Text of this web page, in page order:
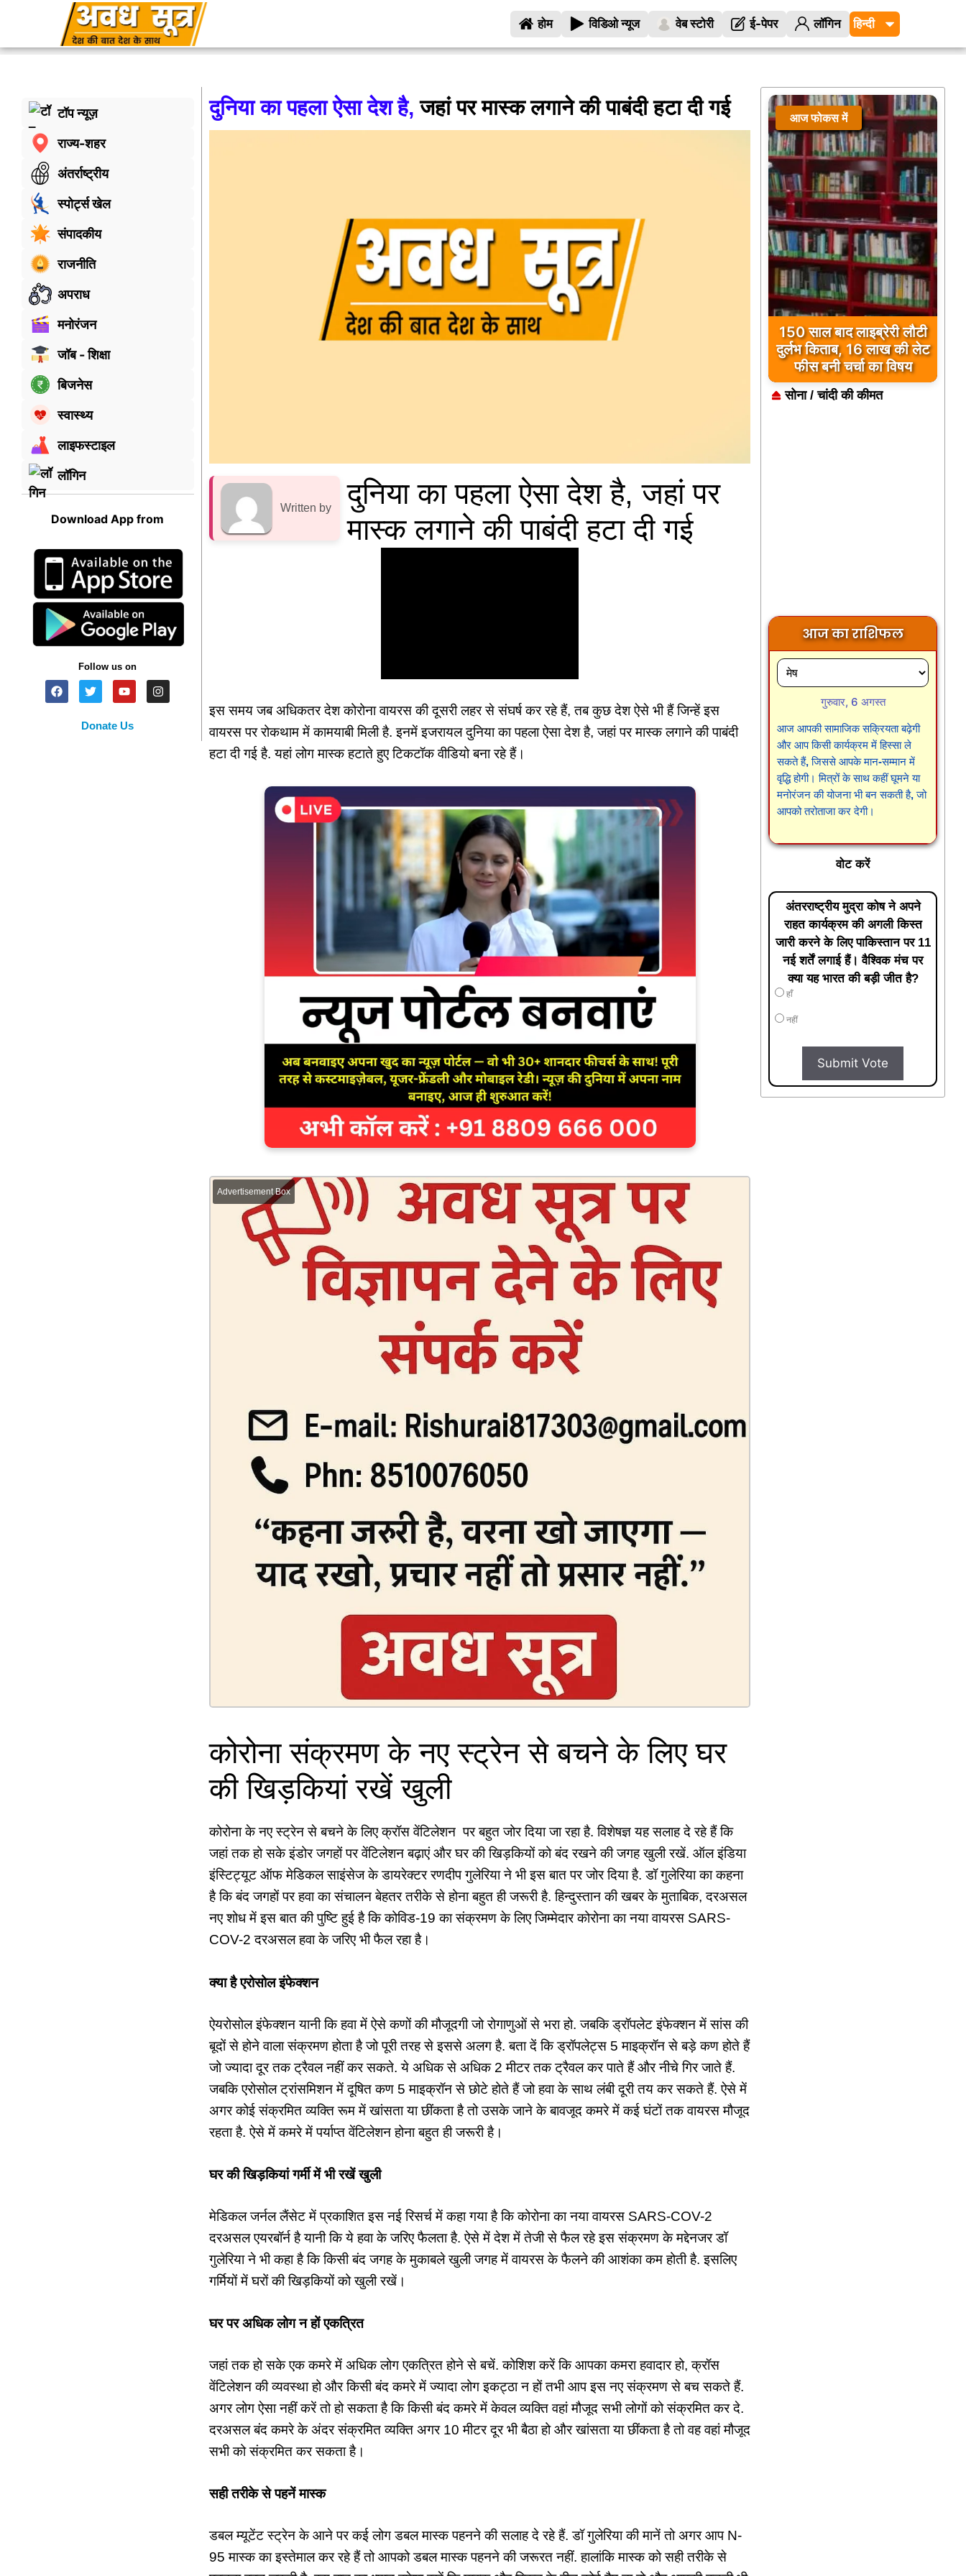
होम विडिओ न्यूज वेब स्टोरी ई-पेपर लॉगिन
टॉप न्यूज़
राज्य-शहर
अंतर्राष्ट्रीय
स्पोर्ट्स खेल
संपादकीय
राजनीति
अपराध
मनोरंजन
जॉब - शिक्षा
बिजनेस
स्वास्थ्य
लाइफस्टाइल
लॉगिन
Download App from
Follow us on
Donate Us
दुनिया का पहला ऐसा देश है, जहां पर मास्क लगाने की पाबंदी हटा दी गई
Written by
दुनिया का पहला ऐसा देश है, जहां पर
मास्क लगाने की पाबंदी हटा दी गई
इस समय जब अधिकतर देश कोरोना वायरस की दूसरी लहर से संघर्ष कर रहे हैं, तब कुछ देश ऐसे भी हैं जिन्हें इस
वायरस पर रोकथाम में कामयाबी मिली है. इनमें इजरायल दुनिया का पहला ऐसा देश है, जहां पर मास्क लगाने की पाबंदी
हटा दी गई है. यहां लोग मास्क हटाते हुए टिकटॉक वीडियो बना रहे हैं।
Advertisement Box
कोरोना संक्रमण के नए स्‍ट्रेन से बचने के लिए घर
की खिड़कियां रखें खुली
कोरोना के नए स्‍ट्रेन से बचने के लिए क्रॉस वेंटिलेशन पर बहुत जोर दिया जा रहा है. विशेषज्ञ यह सलाह दे रहे हैं कि
जहां तक हो सके इंडोर जगहों पर वेंटिलेशन बढ़ाएं और घर की खिड़कियों को बंद रखने की जगह खुली रखें. ऑल इंडिया
इंस्टिट्यूट ऑफ मेडिकल साइंसेज के डायरेक्टर रणदीप गुलेरिया ने भी इस बात पर जोर दिया है. डॉ गुलेरिया का कहना
है कि बंद जगहों पर हवा का संचालन बेहतर तरीके से होना बहुत ही जरूरी है. हिन्‍दुस्‍तान की खबर के मुताबिक, दरअसल
नए शोध में इस बात की पुष्टि हुई है कि कोविड-19 का संक्रमण के लिए जिम्मेदार कोरोना का नया वायरस SARS-
COV-2 दरअसल हवा के जरिए भी फैल रहा है।
क्‍या है एरोसोल इंफेक्शन
ऐयरोसोल इंफेक्शन यानी कि हवा में ऐसे कणों की मौजूदगी जो रोगाणुओं से भरा हो. जबकि ड्रॉपलेट इंफेक्शन में सांस की
बूदों से होने वाला संक्रमण होता है जो पूरी तरह से इससे अलग है. बता दें कि ड्रॉपलेट्स 5 माइक्रॉन से बड़े कण होते हैं
जो ज्यादा दूर तक ट्रैवल नहीं कर सकते. ये अधिक से अधिक 2 मीटर तक ट्रैवल कर पाते हैं और नीचे गिर जाते हैं.
जबकि एरोसोल ट्रांसमिशन में दूषित कण 5 माइक्रॉन से छोटे होते हैं जो हवा के साथ लंबी दूरी तय कर सकते हैं. ऐसे में
अगर कोई संक्रमित व्यक्ति रूम में खांसता या छींकता है तो उसके जाने के बावजूद कमरे में कई घंटों तक वायरस मौजूद
रहता है. ऐसे में कमरे में पर्याप्‍त वेंटिलेशन होना बहुत ही जरूरी है।
घर की खिड़कियां गर्मी में भी रखें खुली
मेडिकल जर्नल लैंसेट में प्रकाशित इस नई रिसर्च में कहा गया है कि कोरोना का नया वायरस SARS-COV-2
दरअसल एयरबॉर्न है यानी कि ये हवा के जरिए फैलता है. ऐसे में देश में तेजी से फैल रहे इस संक्रमण के मद्देनजर डॉ
गुलेरिया ने भी कहा है कि किसी बंद जगह के मुकाबले खुली जगह में वायरस के फैलने की आशंका कम होती है. इसलिए
गर्मियों में घरों की खिड़कियों को खुली रखें।
घर पर अधिक लोग न हों एकत्रित
जहां तक हो सके एक कमरे में अधिक लोग एकत्रित होने से बचें. कोशिश करें कि आपका कमरा हवादार हो, क्रॉस
वेंटिलेशन की व्यवस्था हो और किसी बंद कमरे में ज्यादा लोग इकट्ठा न हों तभी आप इस नए संक्रमण से बच सकते हैं.
अगर लोग ऐसा नहीं करें तो हो सकता है कि किसी बंद कमरे में केवल व्यक्ति वहां मौजूद सभी लोगों को संक्रमित कर दे.
दरअसल बंद कमरे के अंदर संक्रमित व्यक्ति अगर 10 मीटर दूर भी बैठा हो और खांसता या छींकता है तो वह वहां मौजूद
सभी को संक्रमित कर सकता है।
सही तरीके से पहनें मास्‍क
डबल म्यूटेंट स्ट्रेन के आने पर कई लोग डबल मास्क पहनने की सलाह दे रहे हैं. डॉ गुलेरिया की मानें तो अगर आप N-
95 मास्क का इस्तेमाल कर रहे हैं तो आपको डबल मास्क पहनने की जरूरत नहीं. हालांकि मास्क को सही तरीके से
आज फोकस में
150 साल बाद लाइब्रेरी लौटी
दुर्लभ किताब, 16 लाख की लेट
फीस बनी चर्चा का विषय
सोना / चांदी की कीमत
आज का राशिफल
गुरुवार, 6 अगस्त
आज आपकी सामाजिक सक्रियता बढ़ेगी
और आप किसी कार्यक्रम में हिस्सा ले
सकते हैं, जिससे आपके मान-सम्मान में
वृद्धि होगी। मित्रों के साथ कहीं घूमने या
मनोरंजन की योजना भी बन सकती है, जो
आपको तरोताजा कर देगी।
वोट करें
अंतरराष्ट्रीय मुद्रा कोष ने अपने
राहत कार्यक्रम की अगली किस्त
जारी करने के लिए पाकिस्तान पर 11
नई शर्तें लगाई हैं। वैश्विक मंच पर
क्या यह भारत की बड़ी जीत है?
हाँ
नहीं
Submit Vote